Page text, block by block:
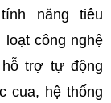
năng tiêu
loạt công nghệ
trợ tự động
cua, hệ thống